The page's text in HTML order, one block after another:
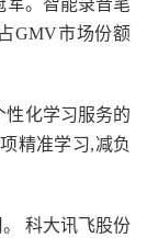
军。智能录音笔
GMV市场份额
化学习服务的
精准学习,减负
科大讯飞股份